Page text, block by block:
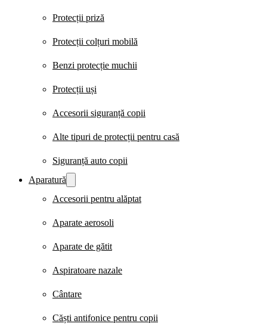
Protecții priză
Protecții colțuri mobilă
Benzi protecție muchii
Protecții uși
Accesorii siguranță copii
Alte tipuri de protecții pentru casă
Siguranță auto copii
Aparatură
Accesorii pentru alăptat
Aparate aerosoli
Aparate de gătit
Aspiratoare nazale
Cântare
Căști antifonice pentru copii